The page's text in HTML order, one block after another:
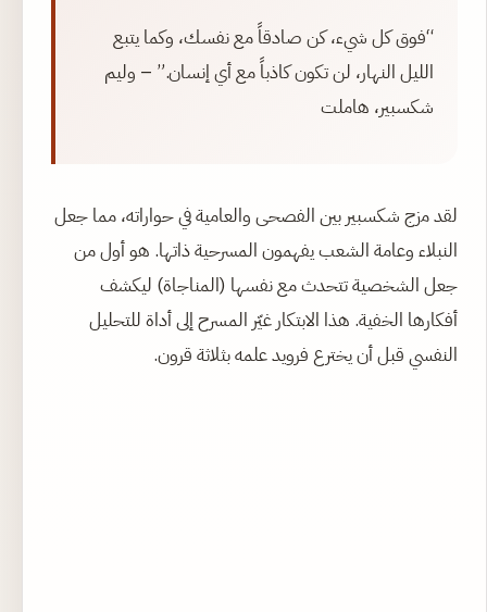
“فوق كل شيء، كن صادقاً مع نفسك، وكما يتبع
الليل النهار، لن تكون كاذباً مع أي إنسان.” – وليم
شكسبير، هاملت
لقد مزج شكسبير بين الفصحى والعامية في حواراته، مما جعل
النبلاء وعامة الشعب يفهمون المسرحية ذاتها. هو أول من
جعل الشخصية تتحدث مع نفسها (المناجاة) ليكشف
أفكارها الخفية. هذا الابتكار غيّر المسرح إلى أداة للتحليل
النفسي قبل أن يخترع فرويد علمه بثلاثة قرون.